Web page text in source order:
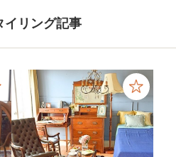
イリング記事